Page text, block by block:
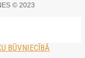
© 2023
BŪVNIECĪBĀ